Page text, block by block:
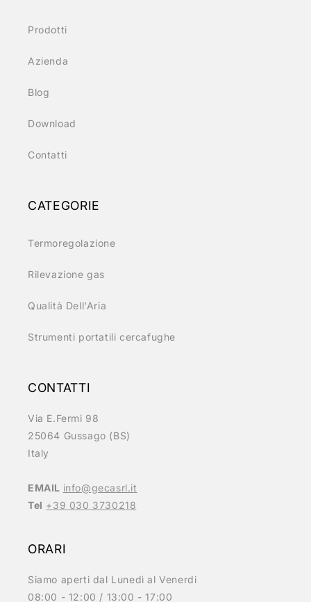
Prodotti
Azienda
Blog
Download
Contatti
CATEGORIE
Termoregolazione
Rilevazione gas
Qualità Dell'Aria
Strumenti portatili cercafughe
CONTATTI
Via E.Fermi 98
25064 Gussago (BS)
Italy
EMAIL info@gecasrl.it
Tel +39 030 3730218
ORARI
Siamo aperti dal Lunedì al Venerdi
08:00 - 12:00 / 13:00 - 17:00